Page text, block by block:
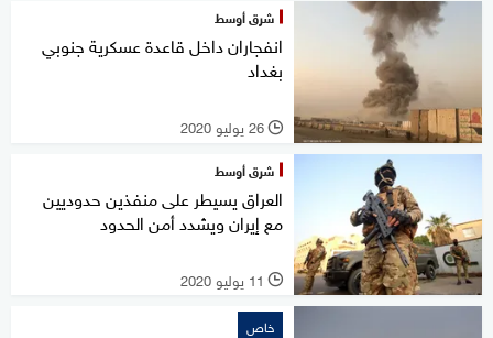
شرق أوسط
انفجاران داخل قاعدة عسكرية جنوبي
بغداد
l 26 يوليو 2020
شرق أوسط
العراق يسيطر على منفذين حدوديين
مع إيران ويشدد أمن الحدود
l 11 يوليو 2020
خاص